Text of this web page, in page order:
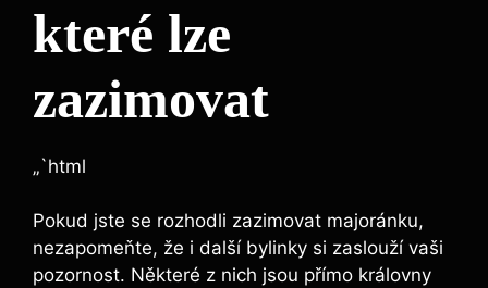
které lze
zazimovat
„`html
Pokud jste se rozhodli zazimovat majoránku,
nezapomeňte, že i další bylinky si zaslouží vaši
pozornost. Některé z nich jsou přímo královny